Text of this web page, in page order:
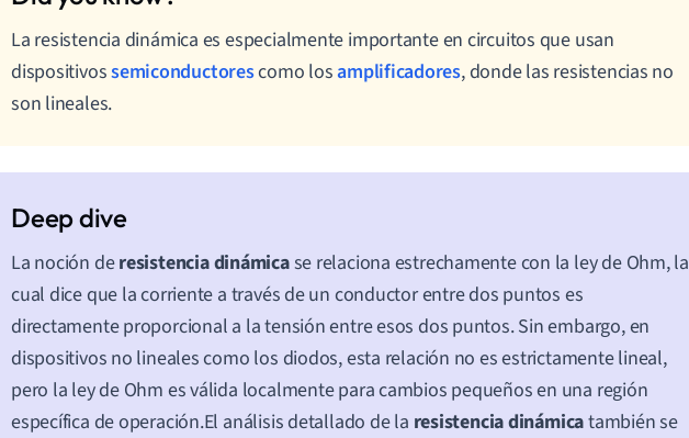
La resistencia dinámica es especialmente importante en circuitos que usan
dispositivossemiconductorescomo losamplificadores, donde las resistencias no
son lineales.
La noción deresistencia dinámicase relaciona estrechamente con la ley de Ohm, la
cual dice que la corriente a través de un conductor entre dos puntos es
directamente proporcional a la tensión entre esos dos puntos. Sin embargo, en
dispositivos no lineales como los diodos, esta relación no es estrictamente lineal,
pero la ley de Ohm es válida localmente para cambios pequeños en una región
específica de operación.El análisis detallado de la resistencia dinámicatambién se